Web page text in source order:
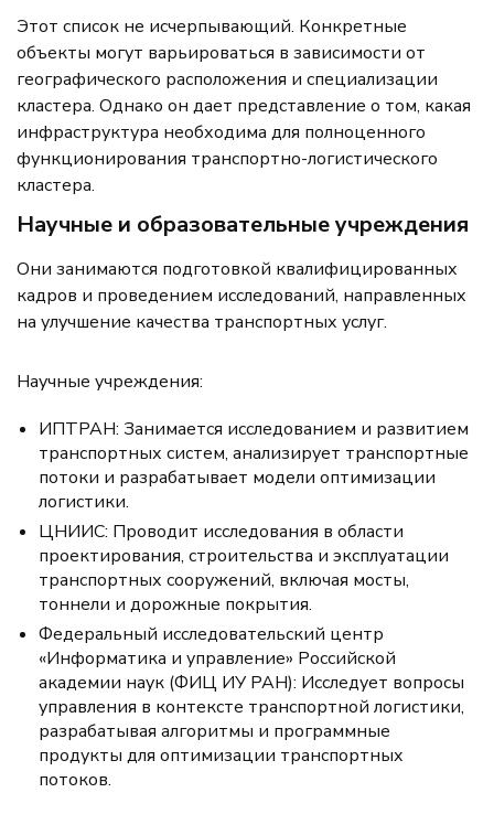
Этот список не исчерпывающий. Конкретные
объекты могут варьироваться в зависимости от
географического расположения и специализации
кластера. Однако он дает представление о том, какая
инфраструктура необходима для полноценного
функционирования транспортно-логистического
кластера.
Научные и образовательные учреждения
Они занимаются подготовкой квалифицированных
кадров и проведением исследований, направленных
на улучшение качества транспортных услуг.
Научные учреждения:
ИПТРАН: Занимается исследованием и развитием
транспортных систем, анализирует транспортные
потоки и разрабатывает модели оптимизации
логистики.
ЦНИИС: Проводит исследования в области
проектирования, строительства и эксплуатации
транспортных сооружений, включая мосты,
тоннели и дорожные покрытия.
Федеральный исследовательский центр
«Информатика и управление» Российской
академии наук (ФИЦ ИУ РАН): Исследует вопросы
управления в контексте транспортной логистики,
разрабатывая алгоритмы и программные
продукты для оптимизации транспортных
потоков.